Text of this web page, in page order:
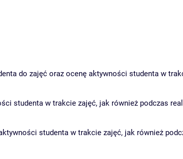
do zajęć oraz ocenę aktywności studenta w
studenta w trakcie zajęć, jak również podczas
studenta w trakcie zajęć, jak również